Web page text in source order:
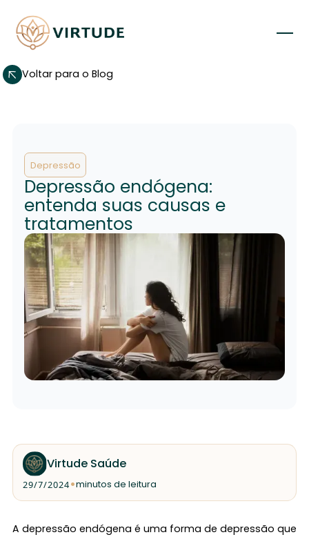
Voltar para o Blog
Depressão
Depressão endógena:
entenda suas causas e
tratamentos
Virtude Saúde
29/7/2024•minutos de leitura
A depressão endógena é uma forma de depressão que